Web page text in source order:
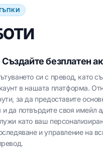
безплатен
си с превод, като
в нашата платформа.
за да предоставите
да потвърдите своя имейл
като ваш
и управление на